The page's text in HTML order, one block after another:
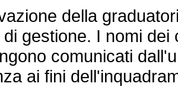
della
gestione. I nomi
comunicati
ai fini